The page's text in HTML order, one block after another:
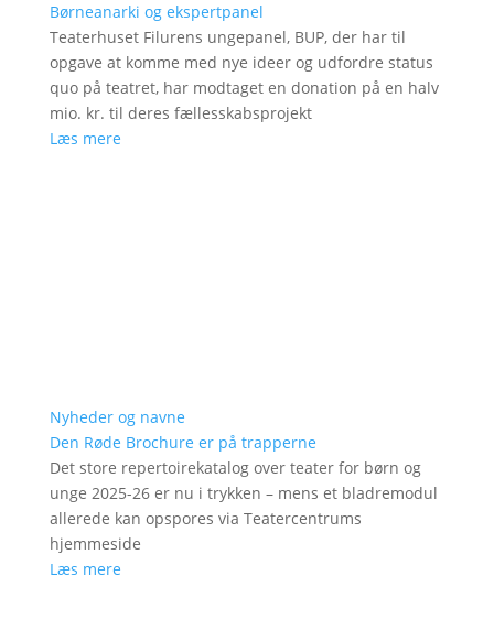
Børneanarki og ekspertpanel
Teaterhuset Filurens ungepanel, BUP, der har til
opgave at komme med nye ideer og udfordre status
quo på teatret, har modtaget en donation på en halv
mio. kr. til deres fællesskabsprojekt
Læs mere
Nyheder og navne
Den Røde Brochure er på trapperne
Det store repertoirekatalog over teater for børn og
unge 2025-26 er nu i trykken – mens et bladremodul
allerede kan opspores via Teatercentrums
hjemmeside
Læs mere